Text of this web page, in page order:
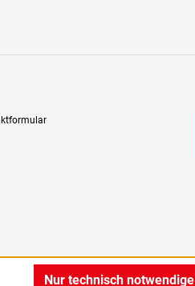
Nur technisch notwendige